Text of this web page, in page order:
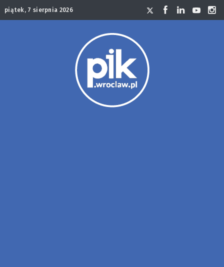
piątek, 7 sierpnia 2026